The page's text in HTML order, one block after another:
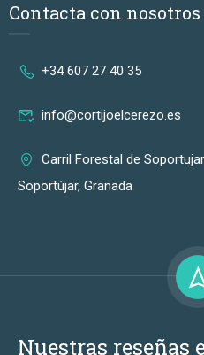
Contacta con nosotros
+34 607 27 40 35
info@cortijoelcerezo.es
Carril Forestal de
Soportújar, Granada
Nuestras reseñas